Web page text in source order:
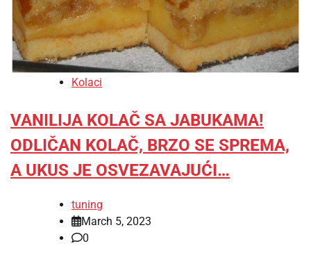
Kolaci
VANILIJA KOLAČ SA JABUKAMA!
ODLIČAN KOLAČ, BRZO SE SPREMA,
A UKUS JE OSVEZAVAJUĆI…
tuning
March 5, 2023
0